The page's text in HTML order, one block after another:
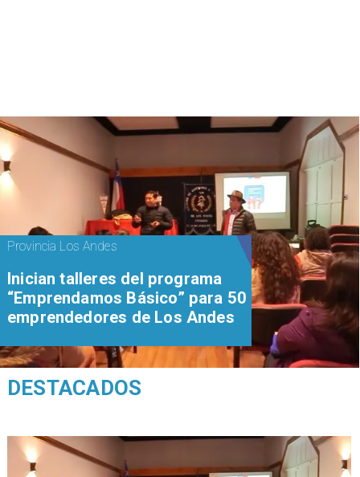
Provincia Los Andes
Inician talleres del programa
“Emprendamos Básico” para 50
emprendedores de Los Andes
DESTACADOS